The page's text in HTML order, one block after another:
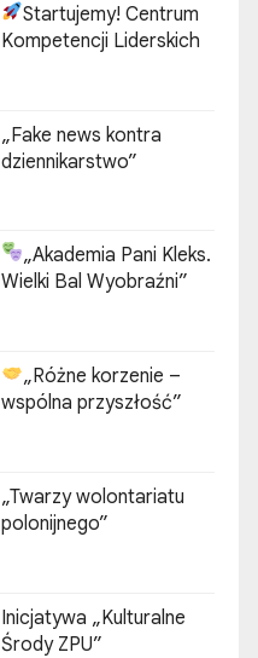
Startujemy! Centrum
Kompetencji Liderskich
„Fake news kontra
dziennikarstwo”
„Akademia Pani Kleks.
Wielki Bal Wyobraźni”
„Różne korzenie –
wspólna przyszłość”
„Twarzy wolontariatu
polonijnego”
Inicjatywa „Kulturalne
Środy ZPU”